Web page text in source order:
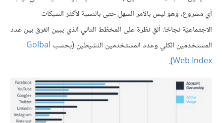
أي مشروع، وهو ليس بالأمر السهل حتى بالنسبة لأكثر الشبكات
الاجتماعيّة نجاحًا. ألقِ نظرة على المخطّط التالي الذي يبين الفرق بين عدد
المستخدمين الكلي وعدد المستخدمين النشيطين (بحسب Golbal
Web Index
).